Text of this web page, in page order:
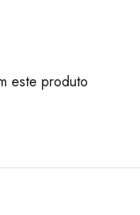
este produto